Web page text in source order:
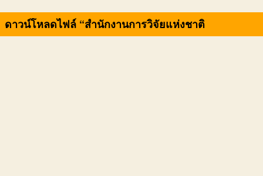
ดาวน์โหลดไฟล์ “สำนักงานการวิจัยแห่งชาติ